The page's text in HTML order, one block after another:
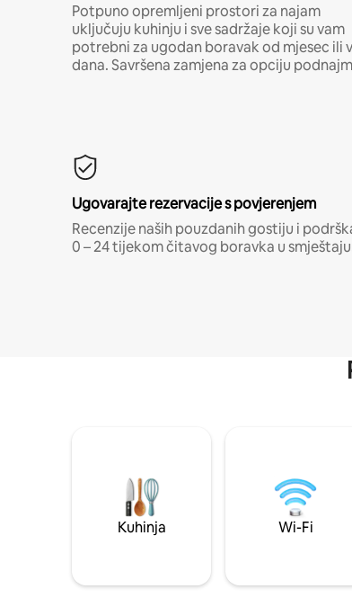
Potpuno opremljeni prostori za najam
uključuju kuhinju i sve sadržaje koji su vam
potrebni za ugodan boravak od mjesec ili
dana. Savršena zamjena za opciju
Ugovarajte rezervacije s povjerenjem
Recenzije naših pouzdanih gostiju i
0 – 24 tijekom čitavog boravka u
Kuhinja Wi-Fi